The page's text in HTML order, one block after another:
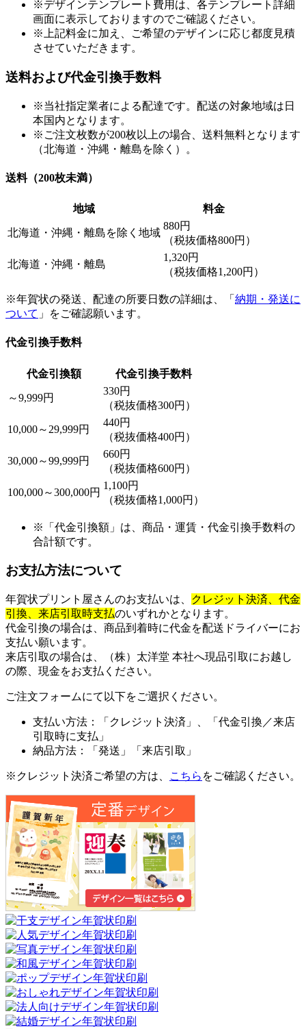
※デザインテンプレート費用は、各テンプレート詳細
画面に表示しておりますのでご確認ください。
※上記料金に加え、ご希望のデザインに応じ都度見積
させていただきます。
送料および代金引換手数料
※当社指定業者による配達です。配送の対象地域は日
本国内となります。
※ご注文枚数が200枚以上の場合、送料無料となります
（北海道・沖縄・離島を除く）。
送料（200枚未満）
地域 料金
北海道・沖縄・離島を除く地域
880円
（税抜価格800円）
北海道・沖縄・離島
1,320円
（税抜価格1,200円）
※年賀状の発送、配達の所要日数の詳細は、「 納期・発送に
ついて 」をご確認願います。
代金引換手数料
代金引換額 代金引換手数料
～9,999円
330円
（税抜価格300円）
10,000～29,999円
440円
（税抜価格400円）
30,000～99,999円
660円
（税抜価格600円）
100,000～300,000円
1,100円
（税抜価格1,000円）
※「代金引換額」は、商品・運賃・代金引換手数料の
合計額です。
お支払方法について
年賀状プリント屋さんのお支払いは、
クレジット決済、代金
引換、 来店引取時支払のいずれかとなります。
代金引換の場合は、商品到着時に代金を配送ドライバーにお
支払い願います。
来店引取の場合は、（株）太洋堂 本社へ現品引取にお越し
の際、現金をお支払ください。
ご注文フォームにて以下をご選択ください。
支払い方法：「クレジット決済」、「代金引換／来店
引取時に支払」
納品方法：「発送」「来店引取」
※クレジット決済ご希望の方は、 こちら をご確認ください。